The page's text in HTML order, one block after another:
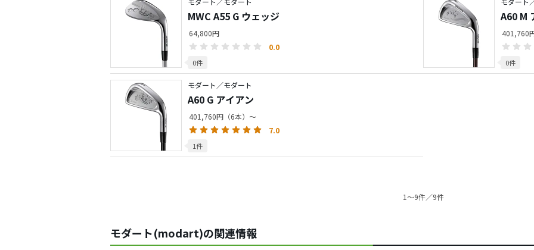
MWC A55 G ウェッジ
64,800円
0.0
0件
A60 M
401,760
0件
モダート／モダート
A60 G アイアン
401,760円（6本）～
7.0
1件
1〜9件／9件
モダート(modart)の関連情報